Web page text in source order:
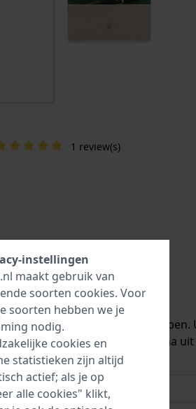
1 review(s)
het weer op voorraad
Het wordt onmiddellijk daarna
instellingen
maakt gebruik van
soorten cookies. Voor
soorten hebben we je
nodig.
cookies en
statistieken zijn altijd
actief; als je op
alle cookies" klikt,